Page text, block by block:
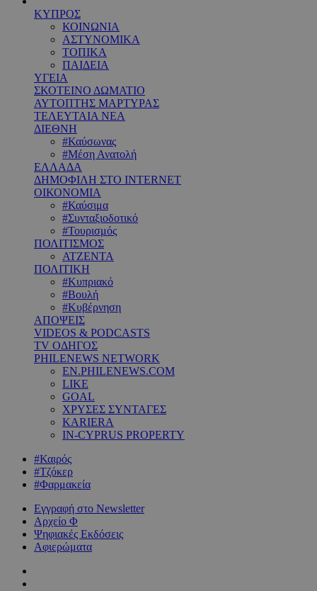
ΚΥΠΡΟΣ
ΚΟΙΝΩΝΙΑ
ΑΣΤΥΝΟΜΙΚΑ
ΤΟΠΙΚΑ
ΠΑΙΔΕΙΑ
ΥΓΕΙΑ
ΣΚΟΤΕΙΝΟ ΔΩΜΑΤΙΟ
ΑΥΤΟΠΤΗΣ ΜΑΡΤΥΡΑΣ
ΤΕΛΕΥΤΑΙΑ ΝΕΑ
ΔΙΕΘΝΗ
#Καύσωνας
#Μέση Ανατολή
ΕΛΛΑΔΑ
ΔΗΜΟΦΙΛΗ ΣΤΟ INTERNET
ΟΙΚΟΝΟΜΙΑ
#Καύσιμα
#Συνταξιοδοτικό
#Τουρισμός
ΠΟΛΙΤΙΣΜΟΣ
ΑΤΖΕΝΤΑ
ΠΟΛΙΤΙΚΗ
#Κυπριακό
#Βουλή
#Κυβέρνηση
ΑΠΟΨΕΙΣ
VIDEOS & PODCASTS
TV ΟΔΗΓΟΣ
PHILENEWS NETWORK
EN.PHILENEWS.COM
LIKE
GOAL
ΧΡΥΣΕΣ ΣΥΝΤΑΓΕΣ
KARIERA
IN-CYPRUS PROPERTY
#Καιρός
#Τζόκερ
#Φαρμακεία
Εγγραφή στο Newsletter
Αρχείο Φ
Ψηφιακές Εκδόσεις
Αφιερώματα